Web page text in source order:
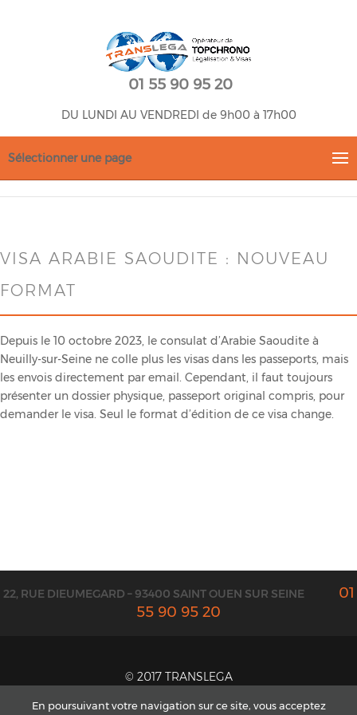
01 55 90 95 20
DU LUNDI AU VENDREDI de 9h00 à 17h00
Sélectionner une page
VISA ARABIE SAOUDITE : NOUVEAU
FORMAT
Depuis le 10 octobre 2023, le consulat d’Arabie Saoudite à
Neuilly-sur-Seine ne colle plus les visas dans les passeports, mais
les envois directement par email. Cependant, il faut toujours
présenter un dossier physique, passeport original compris, pour
demander le visa. Seul le format d’édition de ce visa change.
22, RUE DIEUMEGARD – 93400 SAINT OUEN SUR SEINE
01
55 90 95 20
© 2017 TRANSLEGA
CONTACT ET DEVIS
En poursuivant votre navigation sur ce site, vous acceptez